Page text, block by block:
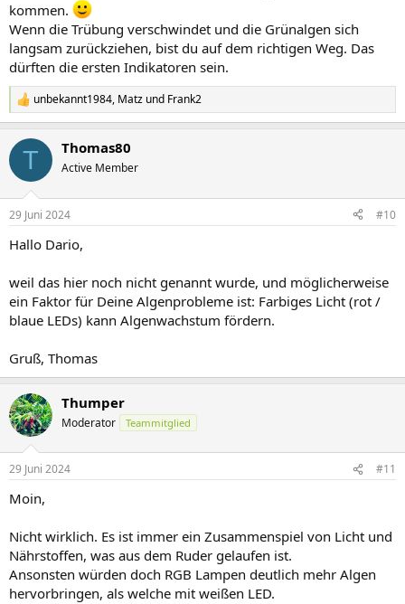
kommen.
Wenn die Trübung verschwindet und die Grünalgen sich
langsam zurückziehen, bist du auf dem richtigen Weg. Das
dürften die ersten Indikatoren sein.
R
e
k
i
e
:
unbekannt1984, Matz und Frank2
T Thomas80
Active Member
29 Juni 2024 #10
Hallo Dario,
weil das hier noch nicht genannt wurde, und möglicherweise
ein Faktor für Deine Algenprobleme ist: Farbiges Licht (rot /
blaue LEDs) kann Algenwachstum fördern.
Gruß, Thomas
Thumper
Moderator Teammitglied
29 Juni 2024 #11
Moin,
Nicht wirklich. Es ist immer ein Zusammenspiel von Licht und
Nährstoffen, was aus dem Ruder gelaufen ist.
Ansonsten würden doch RGB Lampen deutlich mehr Algen
hervorbringen, als welche mit weißen LED.